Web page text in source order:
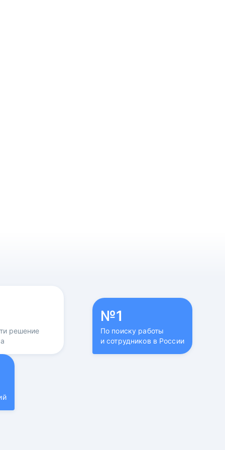
решение
№1
По поиску работы
и сотрудников в России